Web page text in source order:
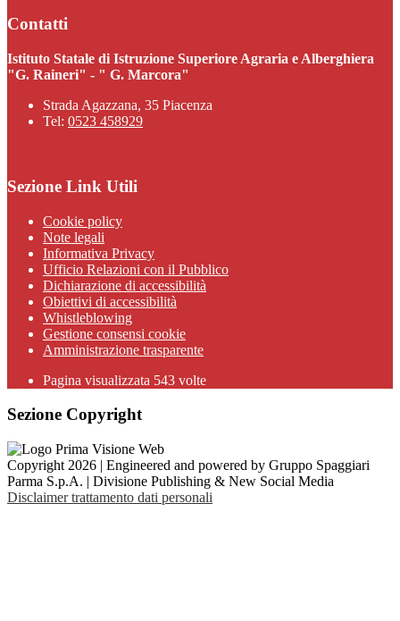
Contatti
Istituto Statale di Istruzione Superiore Agraria e Alberghiera
"G. Raineri" - " G. Marcora"
Strada Agazzana, 35 Piacenza
Tel: 0523 458929
Sezione Link Utili
Cookie policy
Note legali
Informativa Privacy
Ufficio Relazioni con il Pubblico
Dichiarazione di accessibilità
Obiettivi di accessibilità
Whistleblowing
Gestione consensi cookie
Amministrazione trasparente
Pagina visualizzata 543 volte
Sezione Copyright
Copyright 2026 | Engineered and powered by Gruppo Spaggiari
Parma S.p.A. | Divisione Publishing & New Social Media
Disclaimer trattamento dati personali